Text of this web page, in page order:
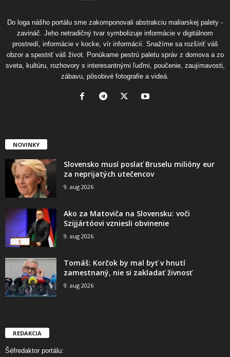
Do loga nášho portálu sme zakomponovali abstrakciu maliarskej palety -
zavináč. Jeho netradičný tvar symbolizuje informácie v digitálnom
prostredí, informácie v kocke, vír informácií. Snažíme sa rozšíriť váš
obzor a spestriť váš život. Ponúkame pestrú paletu správ z domova a zo
sveta, kultúru, rozhovory s interesantnými ľuďmi, poučenie, zaujímavosti,
zábavu, pôsobivé fotografie a videá.
NOVINKY
Slovensko musí poslať Bruselu milióny eur
za neprijatých utečencov
9. aug 2026
Ako za Matoviča na Slovensku: voči
Szijjártóovi vzniesli obvinenie
9. aug 2026
Tomáš: Korčok by mal byť v hnutí
zamestnaný, nie si zakladať živnosť
9. aug 2026
REDAKCIA
Šéfredaktor portálu: